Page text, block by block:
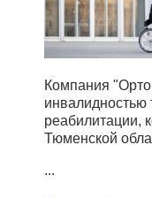
Компания
инвалидностью
реабилитации,
Тюменской
...